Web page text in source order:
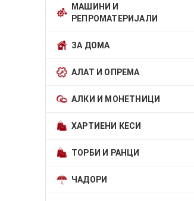
МАШИНИ И
РЕПРОМАТЕРИЈАЛИ
ЗА ДОМА
АЛАТ И ОПРЕМА
АЛКИ И МОНЕТНИЦИ
ХАРТИЕНИ КЕСИ
ТОРБИ И РАНЦИ
ЧАДОРИ